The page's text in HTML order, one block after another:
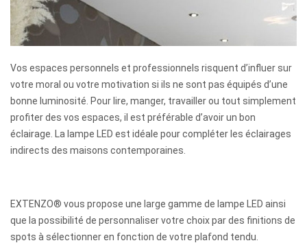
Vos espaces personnels et professionnels risquent d’influer sur
votre moral ou votre motivation si ils ne sont pas équipés d’une
bonne luminosité. Pour lire, manger, travailler ou tout simplement
profiter des vos espaces, il est préférable d’avoir un bon
éclairage. La lampe LED est idéale pour compléter les éclairages
indirects des maisons contemporaines.
EXTENZO® vous propose une large gamme de lampe LED ainsi
que la possibilité de personnaliser votre choix par des finitions de
spots à sélectionner en fonction de votre plafond tendu.